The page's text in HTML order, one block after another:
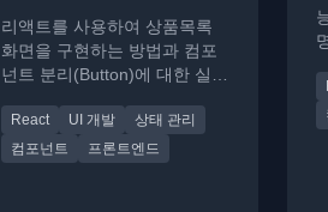
리액트를 사용하여 상품목록
화면을 구현하는 방법과 컴포
넌트 분리(Button)에 대한 실용
React UI 개발
상태 관리
컴포넌트
프론트엔드